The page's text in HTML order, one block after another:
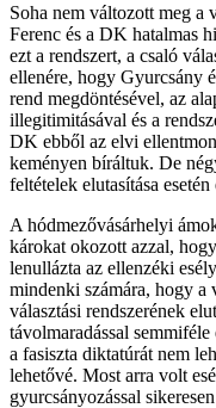
Soha nem változott meg
Ferenc és a DK hatalmas
ezt a rendszert, a csaló
ellenére, hogy Gyurcsány
rend megdöntésével, az
illegitimitásával és a
DK ebből az elvi
keményen bíráltuk. De
feltételek elutasítása
A hódmezővásárhelyi
károkat okozott azzal,
lenullázta az ellenzéki
mindenki számára, hogy a
választási rendszerének
távolmaradással
a fasiszta diktatúrát nem
lehetővé. Most arra volt
gyurcsányozással